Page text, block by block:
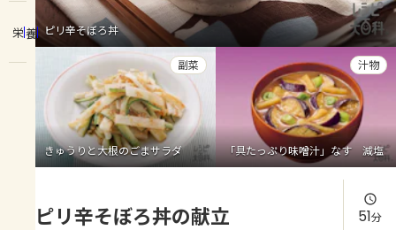
レシピ
トーク
よくあるお問い合わせ
お買い物
AJINOMOTO PARK とは
栄養 ピリ辛そぼろ丼
きゅうりと大根のごまサラダ
副菜
「具たっぷり味噌汁」なす 減塩
汁物
ピリ辛そぼろ丼の献立 51分